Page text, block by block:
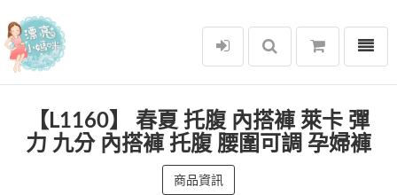
漂亮小媽咪
選單
【L1160】 春夏 托腹 內搭褲 萊卡 彈
力 九分 內搭褲 托腹 腰圍可調 孕婦褲
商品資訊